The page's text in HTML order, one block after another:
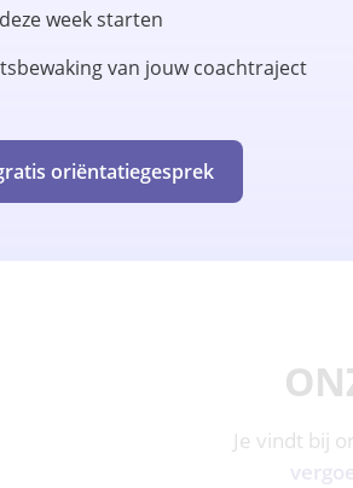
week starten
van jouw coachtraject
oriëntatiegesprek
Je vindt bij